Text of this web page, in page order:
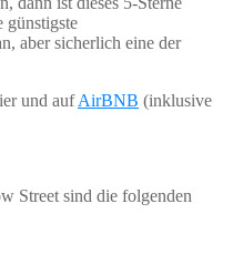
günstigste
aber sicherlich eine der
und aufAirBNB (inklusive
Street sind die folgenden